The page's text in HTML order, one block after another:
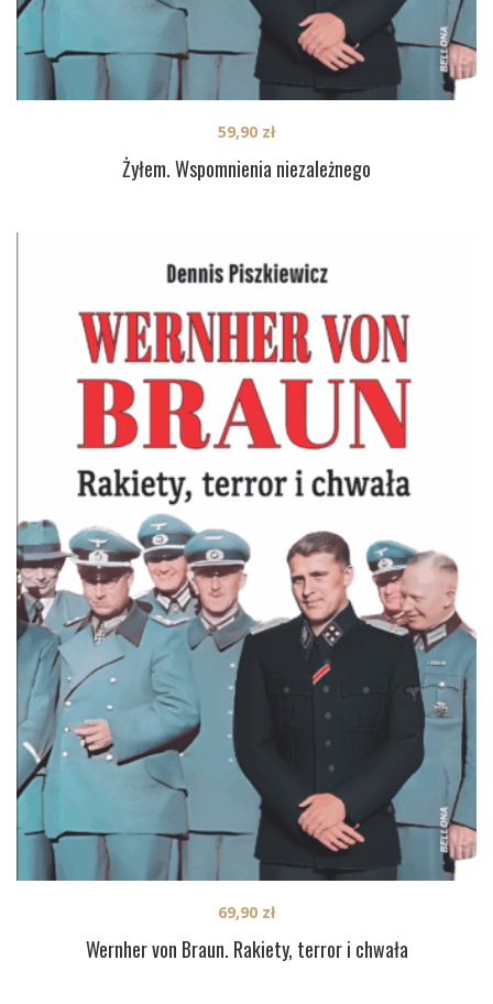
Żyłem. Wspomnienia niezależnego
59,90 zł
Wernher von Braun. Rakiety, terror i chwała
69,90 zł